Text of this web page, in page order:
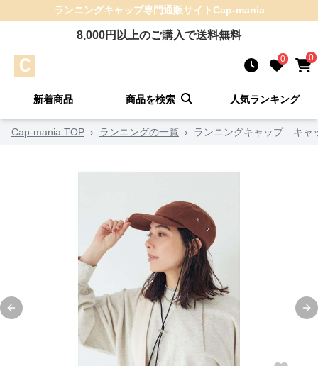
ランニングキャップ専門通販サイトCap-mania
8,000円以上のご購入で送料無料
0 0
新着商品 商品を検索 人気ランキング
Cap-mania TOP › ランニングの一覧 › ランニングキャップ キャ
Previous slide